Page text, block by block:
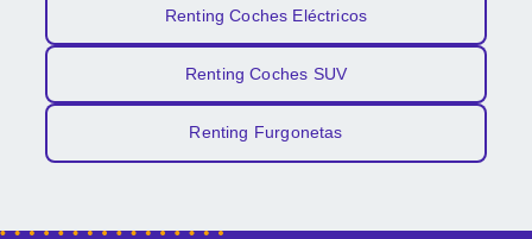
Renting Coches Eléctricos
Renting Coches SUV
Renting Furgonetas